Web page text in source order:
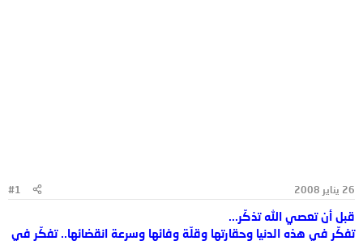
26 يناير 2008 #1
قبل أن تعصي الله تذكّر...
تفكّر في هذه الدنيا وحقارتها وقلّة وفائها وسرعة انقضائها.. تفكّر في